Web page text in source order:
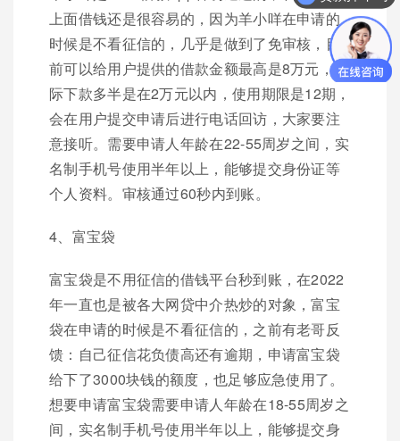
上面借钱还是很容易的，因为羊小咩在申请的
时候是不看征信的，几乎是做到了免审核，目
前可以给用户提供的借款金额最高是8万元，实
际下款多半是在2万元以内，使用期限是12期，
会在用户提交申请后进行电话回访，大家要注
意接听。需要申请人年龄在22-55周岁之间，实
名制手机号使用半年以上，能够提交身份证等
个人资料。审核通过60秒内到账。
4、富宝袋
富宝袋是不用征信的借钱平台秒到账，在2022
年一直也是被各大网贷中介热炒的对象，富宝
袋在申请的时候是不看征信的，之前有老哥反
馈：自己征信花负债高还有逾期，申请富宝袋
给下了3000块钱的额度，也足够应急使用了。
想要申请富宝袋需要申请人年龄在18-55周岁之
间，实名制手机号使用半年以上，能够提交身